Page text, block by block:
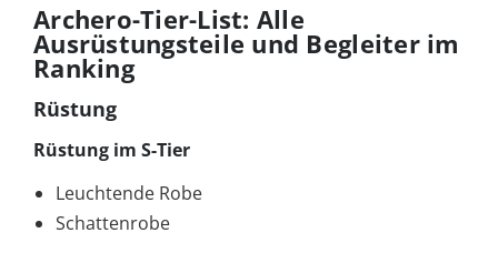
Archero-Tier-List: Alle
Ausrüstungsteile und Begleiter im
Ranking
Rüstung
Rüstung im S-Tier
Leuchtende Robe
Schattenrobe